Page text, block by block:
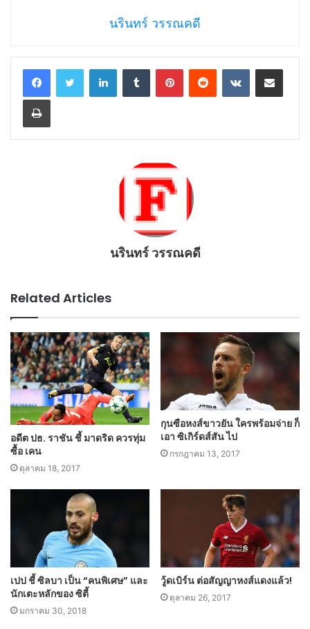
นรินทร์ วรรณคดี
LinkedInTumblr PinterestReddit VKontakteShare via Email
Print
นรินทร์ วรรณคดี
Related Articles
อดีต ปธ. ราชัน ชี้ มาดริด ควรทุ่ม
ซื้อ เคน
ตุลาคม 18, 2017
กุนซือหงส์ขาวยัน ใครพร้อมจ่าย ก็
เอา ซิเกิร์ดส์สัน ไป
กรกฎาคม 13, 2017
เปป ชี้ ซิลบา เป็น “คนพิเศษ” และ
นักเตะหลักของ ซิตี้
มกราคม 30, 2018
วู้ดเบิร์น ต่อสัญญาหงส์แดงแล้ว!
ตุลาคม 26, 2017